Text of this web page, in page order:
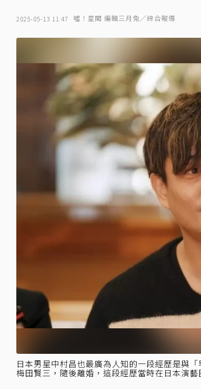
2025-05-13 11:47 噓！星聞 編輯三月兔／綜合報導
日本男星中村昌也最廣為人知的一段經歷是與
梅田賢三，隨後離婚，這段經歷當時在日本演